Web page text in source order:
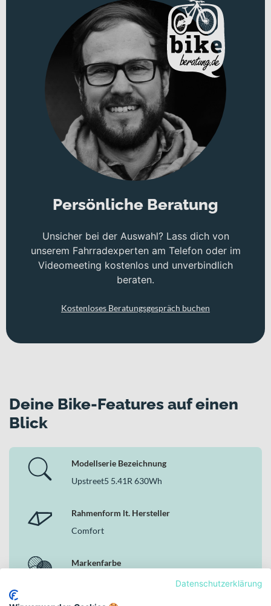
Persönliche Beratung
Unsicher bei der Auswahl? Lass dich von
unserem Fahrradexperten am Telefon oder im
Videomeeting kostenlos und unverbindlich
beraten.
Kostenloses Beratungsgespräch buchen
Deine Bike-Features auf einen
Blick
Modellserie Bezeichnung
Upstreet5 5.41R 630Wh
Rahmenform lt. Hersteller
Comfort
Markenfarbe
Datenschutzerklärung